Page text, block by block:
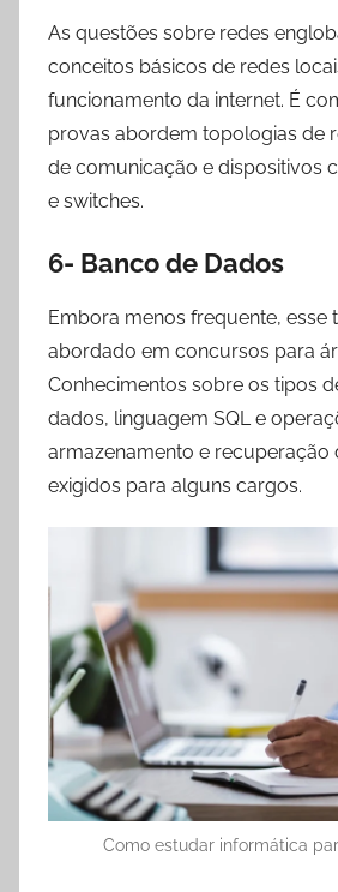
As questões sobre redes
conceitos básicos de redes
funcionamento da internet. É
provas abordem topologias de
de comunicação e dispositivos
e switches.
6- Banco de Dados
Embora menos frequente, esse
abordado em concursos para
Conhecimentos sobre os tipos
dados, linguagem SQL e
armazenamento e recuperação
exigidos para alguns cargos.
Como estudar informática